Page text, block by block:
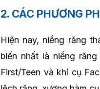
2. CÁC PHƯƠNG
Hiện nay, niềng răng
biến nhất là niềng
First/Teen và khí cụ